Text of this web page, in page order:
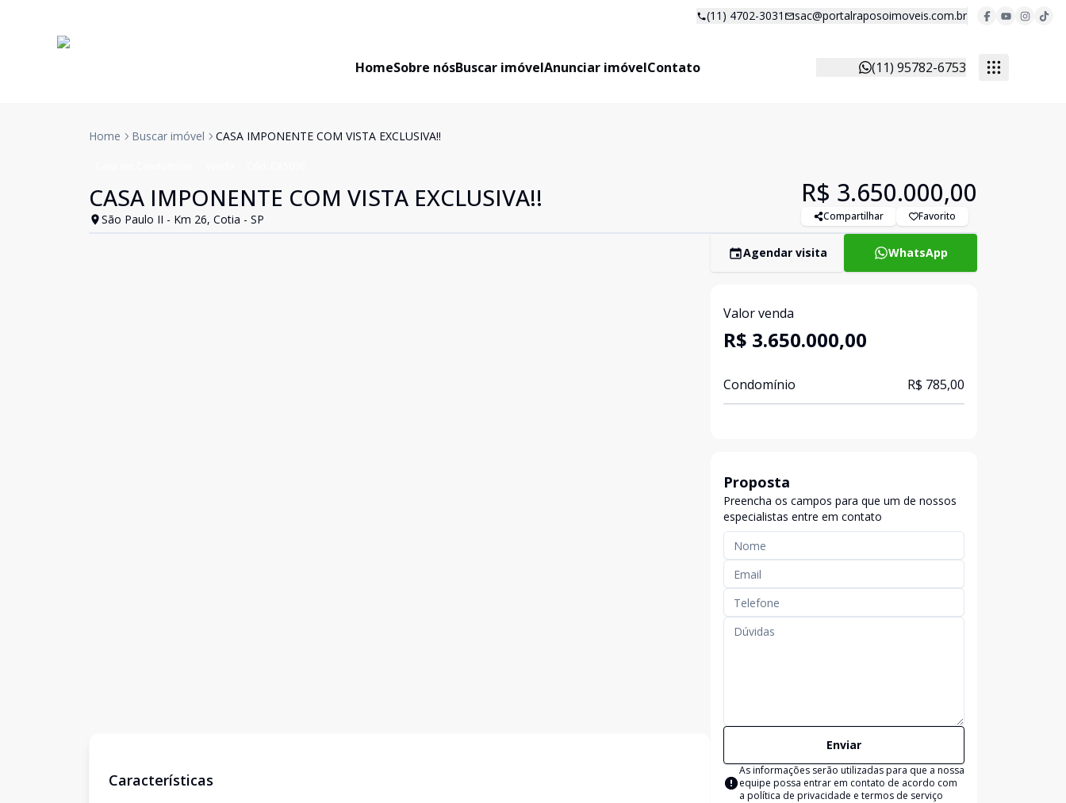
(11) 4702-3031 sac@portalraposoimoveis.com.br
HomeSobre nósBuscar imóvelAnunciar imóvelContato (11) 95782-6753
Home Buscar imóvel CASA IMPONENTE COM VISTA EXCLUSIVA!!
CASA IMPONENTE COM VISTA EXCLUSIVA!!
São Paulo II - Km 26, Cotia - SP
R$ 3.650.000,00
Compartilhar Favorito
Características
Agendar visita WhatsApp
Valor venda
R$ 3.650.000,00
Condomínio R$ 785,00
Proposta
Preencha os campos para que um de nossos
especialistas entre em contato
Enviar
As informações serão utilizadas para que a nossa
equipe possa entrar em contato de acordo com
a política de privacidade e termos de serviço